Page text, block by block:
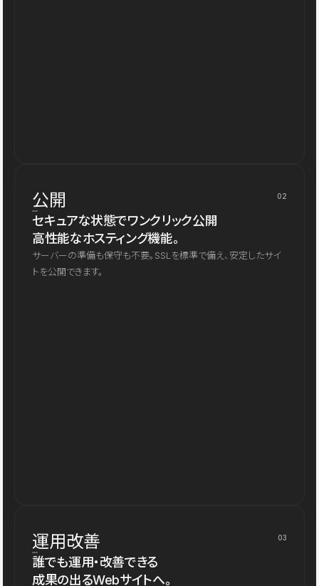
公開 02
セキュアな状態でワンクリック公開
高性能なホスティング機能。
サーバーの準備も保守も不要。SSLを標準で備え、安定したサイ
トを公開できます。
運用改善 03
誰でも運用・改善できる
成果の出るWebサイトへ。